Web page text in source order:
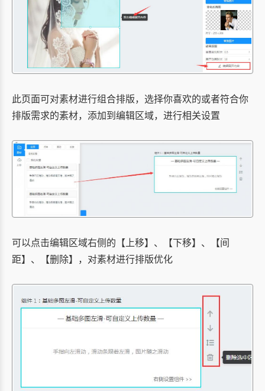
此页面可对素材进行组合排版，选择你喜欢的或者符合你
排版需求的素材，添加到编辑区域，进行相关设置
可以点击编辑区域右侧的【上移】、【下移】、【间
距】、【删除】，对素材进行排版优化